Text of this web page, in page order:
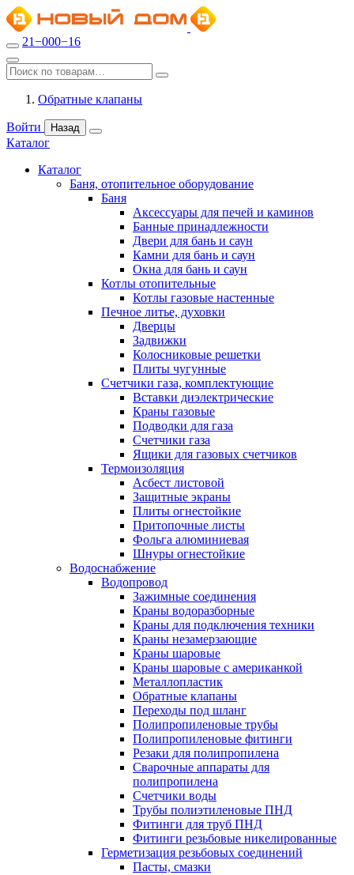
21−000−16
Обратные клапаны
Войти Назад
Каталог
Каталог
Баня, отопительное оборудование
Баня
Аксессуары для печей и каминов
Банные принадлежности
Двери для бань и саун
Камни для бань и саун
Окна для бань и саун
Котлы отопительные
Котлы газовые настенные
Печное литье, духовки
Дверцы
Задвижки
Колосниковые решетки
Плиты чугунные
Счетчики газа, комплектующие
Вставки диэлектрические
Краны газовые
Подводки для газа
Счетчики газа
Ящики для газовых счетчиков
Термоизоляция
Асбест листовой
Защитные экраны
Плиты огнестойкие
Притопочные листы
Фольга алюминиевая
Шнуры огнестойкие
Водоснабжение
Водопровод
Зажимные соединения
Краны водоразборные
Краны для подключения техники
Краны незамерзающие
Краны шаровые
Краны шаровые с американкой
Металлопластик
Обратные клапаны
Переходы под шланг
Полипропиленовые трубы
Полипропиленовые фитинги
Резаки для полипропилена
Сварочные аппараты для
полипропилена
Счетчики воды
Трубы полиэтиленовые ПНД
Фитинги для труб ПНД
Фитинги резьбовые никелированные
Герметизация резьбовых соединений
Пасты, смазки